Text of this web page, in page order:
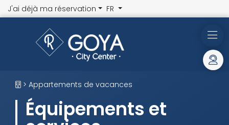
J'ai déjà ma réservation FR
> Appartements de vacances
Équipements et